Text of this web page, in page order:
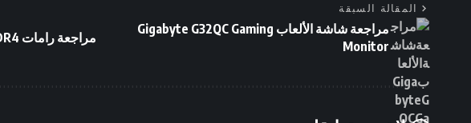
المقالة السبقة
مراجعة شاشة الألعاب Gigabyte G32QC Gaming
Monitor
مراجعة رامات XPG GAMMIX D20 3200 MHz DDR4